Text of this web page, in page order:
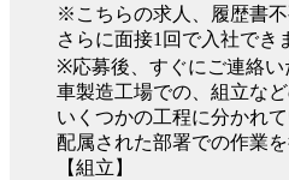
※こちらの求人、履歴書不
さらに面接1回で入社でき
※応募後、すぐにご連絡い
車製造工場での、組立など
いくつかの工程に分かれて
配属された部署での作業を
【組立】